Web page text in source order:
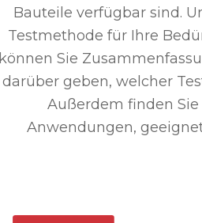
Bauteile verfügbar sind.
Testmethode für Ihre
können Sie
darüber geben, welcher
Außerdem finden
Anwendungen,